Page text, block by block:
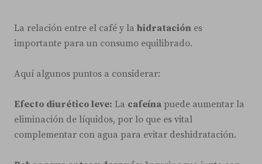
La relación entre el café y la hidratación es
importante para un consumo equilibrado.
Aquí algunos puntos a considerar:
Efecto diurético leve: La cafeína puede aumentar la
eliminación de líquidos, por lo que es vital
complementar con agua para evitar deshidratación.